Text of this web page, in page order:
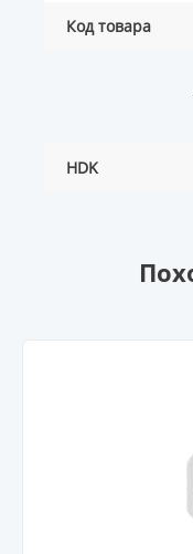
Код товара
HDK